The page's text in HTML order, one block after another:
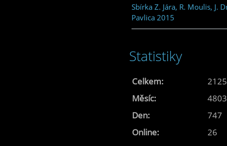
Sbírka Z. Jára, R. Moulis, J.
Pavlica 2015
Statistiky
Online: 26
Celkem:
Měsíc:
Den:
747